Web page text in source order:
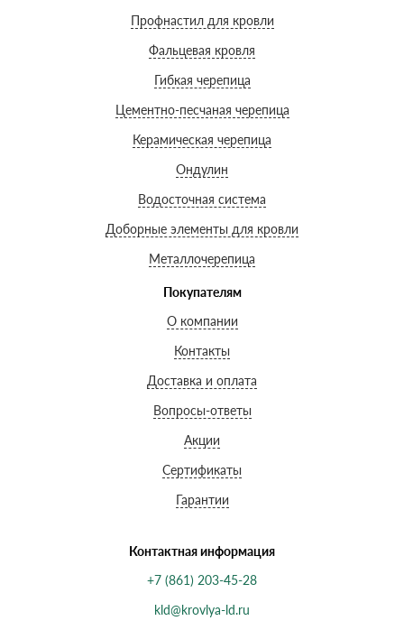
Профнастил для кровли
Фальцевая кровля
Гибкая черепица
Цементно-песчаная черепица
Керамическая черепица
Ондулин
Водосточная система
Доборные элементы для кровли
Металлочерепица
Покупателям
О компании
Контакты
Доставка и оплата
Вопросы-ответы
Акции
Сертификаты
Гарантии
Контактная информация
+7 (861) 203-45-28
kld@krovlya-ld.ru